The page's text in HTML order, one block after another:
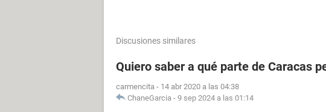
Discusiones similares
Quiero saber a qué parte de Caracas
carmencita - 14 abr 2020 a las 04:38
ChaneGarcia - 9 sep 2024 a las 01:14